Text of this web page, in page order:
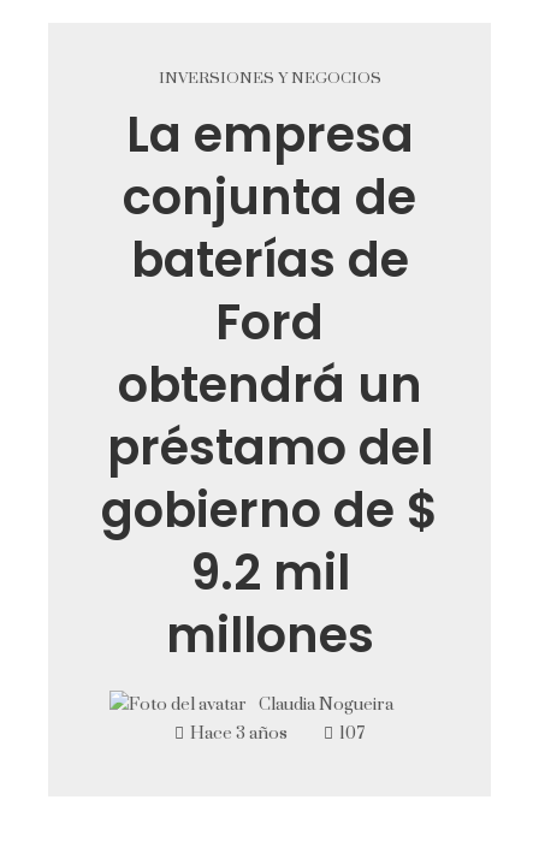
INVERSIONES Y NEGOCIOS
La empresa
conjunta de
baterías de
Ford
obtendrá un
préstamo del
gobierno de $
9.2 mil
millones
Claudia Nogueira
Hace 3 años
107